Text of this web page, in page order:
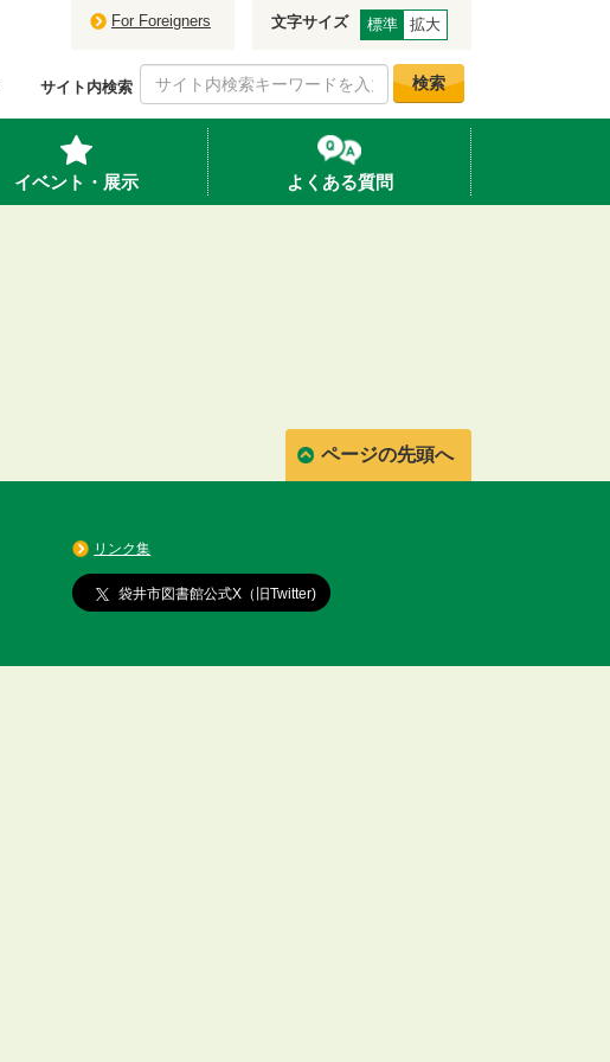
For Foreigners 文字サイズ 標準 拡大
サイト内検索 検索
イベント・展示 よくある質問
ページの先頭へ
リンク集
袋井市図書館公式X（旧Twitter)